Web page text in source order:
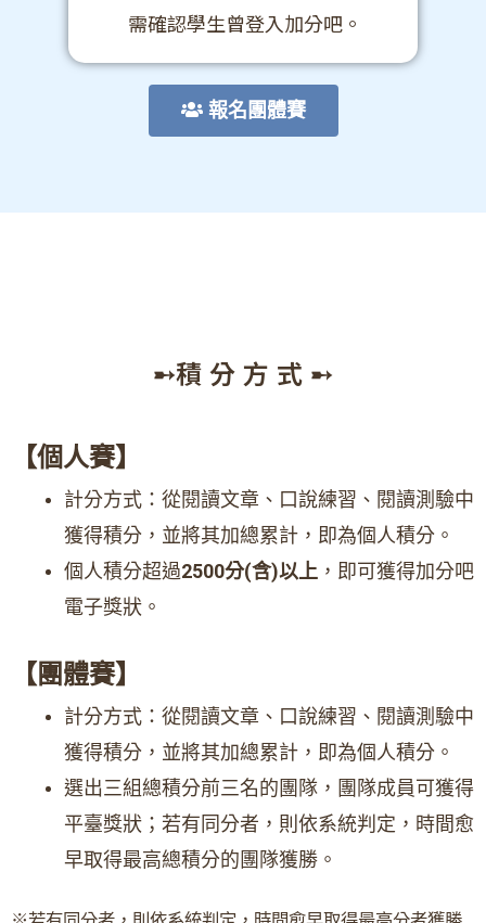
需確認學生曾登入加分吧。
報名團體賽
➸積 分 方 式 ➸
【個人賽】
計分方式：從閱讀文章、口說練習、閱讀測驗中
獲得積分，並將其加總累計，即為個人積分。
個人積分超過2500分(含)以上 ，即可獲得加分吧
電子獎狀。
【團體賽】
計分方式：從閱讀文章、口說練習、閱讀測驗中
獲得積分，並將其加總累計，即為個人積分。
選出三組總積分前三名的團隊，團隊成員可獲得
平臺獎狀；若有同分者，則依系統判定，時間愈
早取得最高總積分的團隊獲勝 。